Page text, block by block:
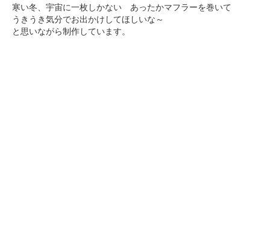
寒い冬、宇宙に一枚しかない あったかマフラーを巻いて
うきうき気分でお出かけしてほしいな～
と思いながら制作しています。